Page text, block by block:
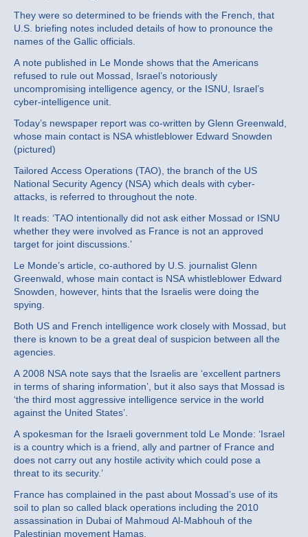
They were so determined to be friends with the French, that
U.S. briefing notes included details of how to pronounce the
names of the Gallic officials.
A note published in Le Monde shows that the Americans
refused to rule out Mossad, Israel’s notoriously
uncompromising intelligence agency, or the ISNU, Israel’s
cyber-intelligence unit.
Today’s newspaper report was co-written by Glenn Greenwald,
whose main contact is NSA whistleblower Edward Snowden
(pictured)
Tailored Access Operations (TAO), the branch of the US
National Security Agency (NSA) which deals with cyber-
attacks, is referred to throughout the note.
It reads: ‘TAO intentionally did not ask either Mossad or ISNU
whether they were involved as France is not an approved
target for joint discussions.’
Le Monde’s article, co-authored by U.S. journalist Glenn
Greenwald, whose main contact is NSA whistleblower Edward
Snowden, however, hints that the Israelis were doing the
spying.
Both US and French intelligence work closely with Mossad, but
there is known to be a great deal of suspicion between all the
agencies.
A 2008 NSA note says that the Israelis are ‘excellent partners
in terms of sharing information’, but it also says that Mossad is
‘the third most aggressive intelligence service in the world
against the United States’.
A spokesman for the Israeli government told Le Monde: ‘Israel
is a country which is a friend, ally and partner of France and
does not carry out any hostile activity which could pose a
threat to its security.’
France has complained in the past about Mossad’s use of its
soil to plan so called black operations including the 2010
assassination in Dubai of Mahmoud Al-Mabhouh of the
Palestinian movement Hamas.